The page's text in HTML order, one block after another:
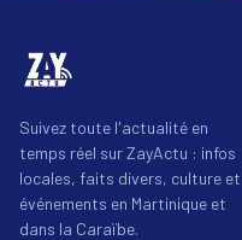
Suivez toute l'actualité en
temps réel sur ZayActu : infos
locales, faits divers, culture et
événements en Martinique et
dans la Caraïbe.